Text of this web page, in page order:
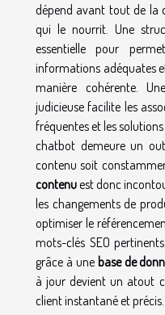
dépend avant tout de la
qui le nourrit. Une
essentielle pour
informations adéquates
manière cohérente.
judicieuse facilite les
fréquentes et les
chatbot demeure un
contenu soit
contenuest donc
les changements de
optimiser le
mots-clés SEO
grâce à une base de
à jour devient un atout
client instantané et précis.